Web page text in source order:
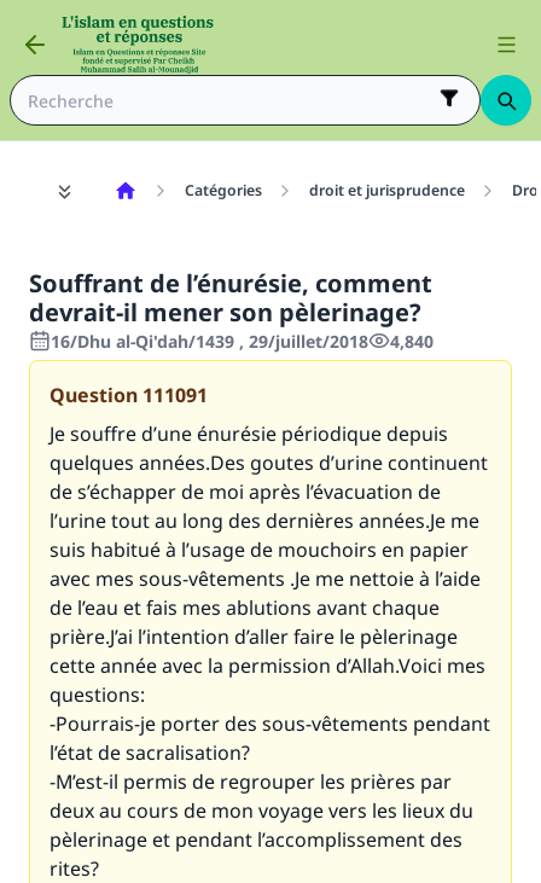
Catégories droit et jurisprudence
Souffrant de l’énurésie, comment
devrait-il mener son pèlerinage?
16/Dhu al-Qi'dah/1439 , 29/juillet/2018 4,840
Question 111091
Je souffre d’une énurésie périodique depuis
quelques années.Des goutes d’urine continuent
de s’échapper de moi après l’évacuation de
l’urine tout au long des dernières années.Je me
suis habitué à l’usage de mouchoirs en papier
avec mes sous-vêtements .Je me nettoie à l’aide
de l’eau et fais mes ablutions avant chaque
prière.J’ai l’intention d’aller faire le pèlerinage
cette année avec la permission d’Allah.Voici mes
questions:
-Pourrais-je porter des sous-vêtements pendant
l’état de sacralisation?
-M’est-il permis de regrouper les prières par
deux au cours de mon voyage vers les lieux du
pèlerinage et pendant l’accomplissement des
rites?